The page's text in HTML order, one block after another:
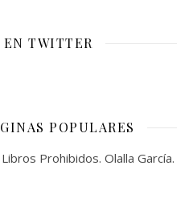
TWITTER
POPULARES
Prohibidos. Olalla García.